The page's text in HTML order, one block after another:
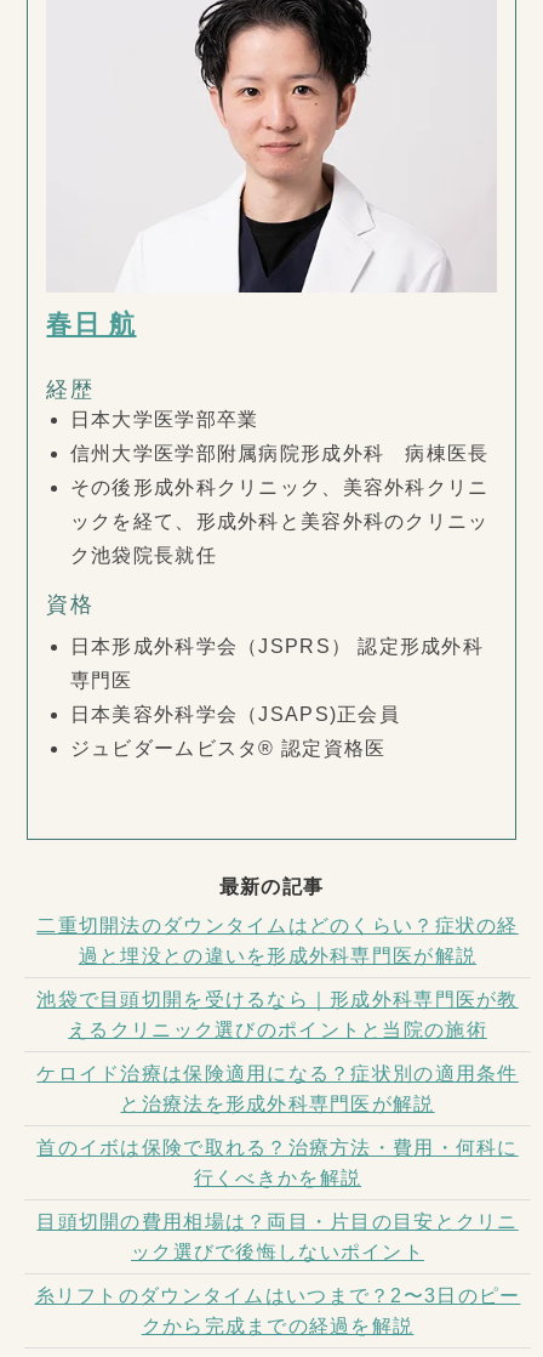
春日 航
経歴
日本大学医学部卒業
信州大学医学部附属病院形成外科 病棟医長
その後形成外科クリニック、美容外科クリニ
ックを経て、形成外科と美容外科のクリニッ
ク池袋院長就任
資格
日本形成外科学会（JSPRS） 認定形成外科
専門医
日本美容外科学会（JSAPS)正会員
ジュビダームビスタ® 認定資格医
最新の記事
二重切開法のダウンタイムはどのくらい？症状の経
過と埋没との違いを形成外科専門医が解説
池袋で目頭切開を受けるなら｜形成外科専門医が教
えるクリニック選びのポイントと当院の施術
ケロイド治療は保険適用になる？症状別の適用条件
と治療法を形成外科専門医が解説
首のイボは保険で取れる？治療方法・費用・何科に
行くべきかを解説
目頭切開の費用相場は？両目・片目の目安とクリニ
ック選びで後悔しないポイント
糸リフトのダウンタイムはいつまで？2〜3日のピー
クから完成までの経過を解説